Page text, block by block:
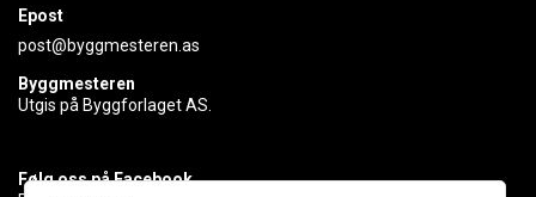
Epost
post@byggmesteren.as
Byggmesteren
Utgis på Byggforlaget AS.
Følg oss på Facebook